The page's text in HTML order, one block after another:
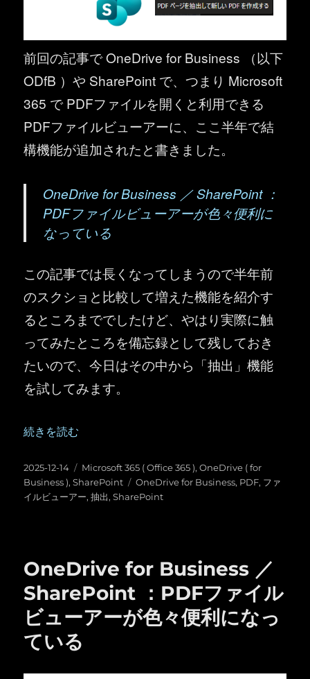
前回の記事で OneDrive for Business （以下
ODfB ）や SharePoint で、つまり Microsoft
365 で PDFファイルを開くと利用できる
PDFファイルビューアーに、ここ半年で結
構機能が追加されたと書きました。
OneDrive for Business ／ SharePoint ：
PDFファイルビューアーが色々便利に
なっている
この記事では長くなってしまうので半年前
のスクショと比較して増えた機能を紹介す
るところまででしたけど、やはり実際に触
ってみたところを備忘録として残しておき
たいので、今日はその中から「抽出」機能
を試してみます。
“OneDrive for Business ／ SharePoint ：PDFファイルビ
続きを読む
投
稿
日:
2025-12-14
カ
テ
ゴ
Microsoft 365 ( Office 365 ),OneDrive ( for
Business ),SharePoint
タ
グ
OneDrive for Business, PDF, ファ
イルビューアー,抽出,SharePoint
OneDrive for Business ／
SharePoint ：PDFファイル
ビューアーが色々便利になっ
ている